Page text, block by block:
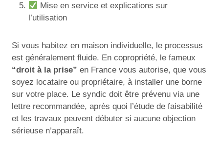
Mise en service et explications sur
l’utilisation
Si vous habitez en maison individuelle, le processus
est généralement fluide. En copropriété, le fameux
“droit à la prise” en France vous autorise, que vous
soyez locataire ou propriétaire, à installer une borne
sur votre place. Le syndic doit être prévenu via une
lettre recommandée, après quoi l’étude de faisabilité
et les travaux peuvent débuter si aucune objection
sérieuse n’apparaît.